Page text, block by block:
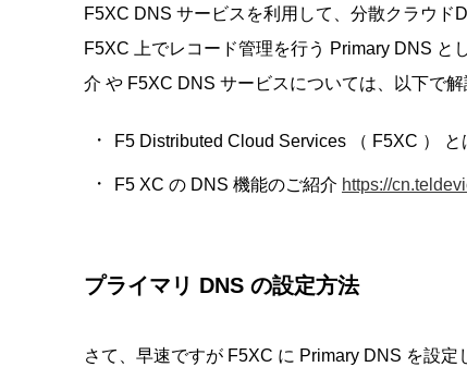
F5XC DNS サービスを利用して、分散クラウ
F5XC 上でレコード管理を行う Primary DNS と
介 や F5XC DNS サービスについては、以下で
F5 Distributed Cloud Services （ F5XC ） と
F5 XC の DNS 機能のご紹介 https://
プライマリ DNS の設定方法
さて、早速ですが F5XC に Primary DNS を設定